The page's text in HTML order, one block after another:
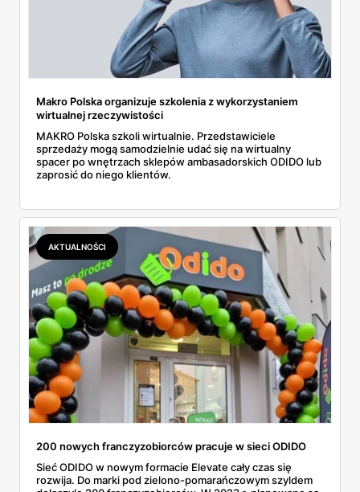
Makro Polska organizuje szkolenia z wykorzystaniem
wirtualnej rzeczywistości
MAKRO Polska szkoli wirtualnie. Przedstawiciele
sprzedaży mogą samodzielnie udać się na wirtualny
spacer po wnętrzach sklepów ambasadorskich ODIDO lub
zaprosić do niego klientów.
AKTUALNOŚCI
200 nowych franczyzobiorców pracuje w sieci ODIDO
Sieć ODIDO w nowym formacie Elevate cały czas się
rozwija. Do marki pod zielono-pomarańczowym szyldem